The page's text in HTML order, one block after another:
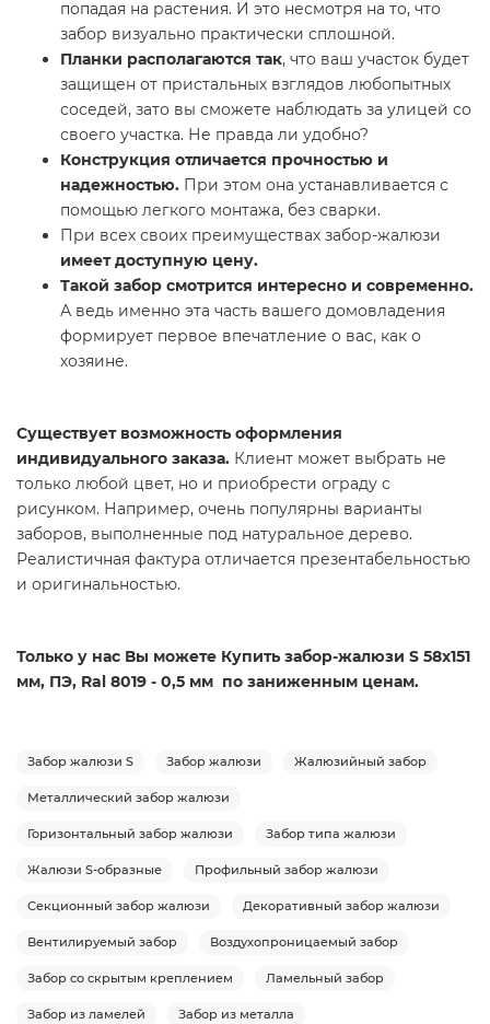
попадая на растения. И это несмотря на то, что
забор визуально практически сплошной.
Планки располагаются так, что ваш участок будет
защищен от пристальных взглядов любопытных
соседей, зато вы сможете наблюдать за улицей со
своего участка. Не правда ли удобно?
Конструкция отличается прочностью и
надежностью. При этом она устанавливается с
помощью легкого монтажа, без сварки.
При всех своих преимуществах забор-жалюзи
имеет доступную цену.
Такой забор смотрится интересно и современно.
А ведь именно эта часть вашего домовладения
формирует первое впечатление о вас, как о
хозяине.
Существует возможность оформления
индивидуального заказа. Клиент может выбрать не
только любой цвет, но и приобрести ограду с
рисунком. Например, очень популярны варианты
заборов, выполненные под натуральное дерево.
Реалистичная фактура отличается презентабельностью
и оригинальностью.
Только у нас Вы можете Купить забор-жалюзи S 58х151
мм, ПЭ, Ral 8019 - 0,5 мм по заниженным ценам.
Забор жалюзи S Забор жалюзи Жалюзийный забор
Металлический забор жалюзи
Горизонтальный забор жалюзи Забор типа жалюзи
Жалюзи S-образные Профильный забор жалюзи
Секционный забор жалюзи Декоративный забор жалюзи
Вентилируемый забор Воздухопроницаемый забор
Забор со скрытым креплением Ламельный забор
Забор из ламелей Забор из металла